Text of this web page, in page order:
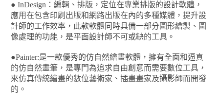
● InDesign：編輯、排版，定位在專業排版的設計軟體，
應用在包含印刷出版和網路出版在內的多種媒體，提升設
計師的工作效率，此款軟體同時具備一部分圖形繪製、圖
像處理的功能，是平面設計師不可或缺的工具。
●Painter:是一款優秀的仿自然繪畫軟體，擁有全面和逼真
的仿自然畫筆，是專門為追求自由創意而需要數位工具，
來仿真傳統繪畫的數位藝術家、插畫畫家及攝影師而開發
的。